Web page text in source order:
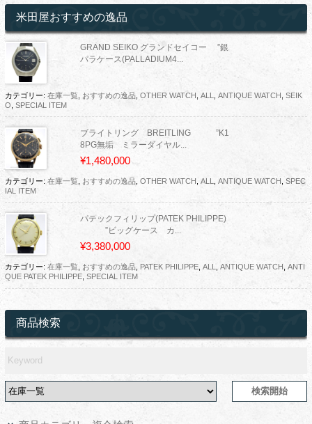
米田屋おすすめの逸品
GRAND SEIKO グランドセイコー ”銀
パラケース(PALLADIUM4...
カテゴリー: 在庫一覧, おすすめの逸品, OTHER WATCH ALL ANTIQUE WATCH SEIK
O SPECIAL ITEM
ブライトリング BREITLING ”K1
8PG無垢 ミラーダイヤル...
¥1,480,000
カテゴリー: 在庫一覧, おすすめの逸品, OTHER WATCH ALL ANTIQUE WATCH
SPEC
IAL ITEM
パテックフィリップ(PATEK PHILIPPE)
”ビッグケース カ...
¥3,380,000
カテゴリー: 在庫一覧, おすすめの逸品, PATEK PHILIPPE, ALL ANTIQUE WATCH
ANTI
QUE PATEK PHILIPPE, SPECIAL ITEM
商品検索